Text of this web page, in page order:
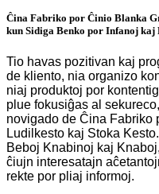
Ĉina Fabriko por Ĉinio Blanka
kun Sidiga Benko por Infanoj
Tio havas pozitivan kaj
de kliento, nia organizo
niaj produktoj por
plue fokusiĝas al
novigado de Ĉina Fabriko
Ludilkesto kaj Stoka
Beboj Knabinoj kaj
ĉiujn interesatajn
rekte por pliaj informoj.